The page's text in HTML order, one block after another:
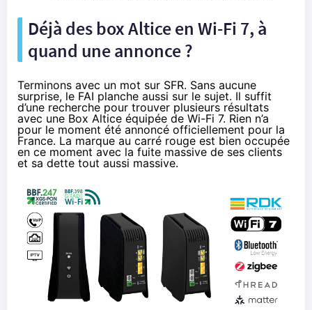
Déjà des box Altice en Wi-Fi 7, à
quand une annonce ?
Terminons avec un mot sur SFR. Sans aucune
surprise, le FAI planche aussi sur le sujet. Il suffit
d’une recherche pour trouver plusieurs résultats
avec une Box Altice équipée de Wi-Fi 7. Rien n’a
pour le moment été annoncé officiellement pour la
France. La marque au carré rouge est bien occupée
en ce moment avec la fuite massive de ses clients
et sa dette tout aussi massive.